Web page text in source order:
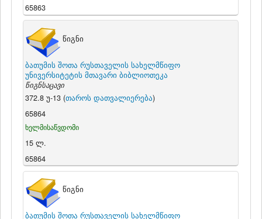
65863
წიგნი
ბათუმის შოთა რუსთაველის სახელმწიფო
უნივერსიტეტის მთავარი ბიბლიოთეკა
წიგნსაცავი
372.8 უ-13 (თაროს დათვალიერება)
65864
ხელმისაწვდომი
15 ლ.
65864
წიგნი
ბათუმის შოთა რუსთაველის სახელმწიფო